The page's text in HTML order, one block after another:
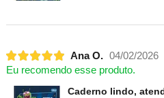
Ana O. 04/02/2026
Eu recomendo esse produto.
Caderno lindo,